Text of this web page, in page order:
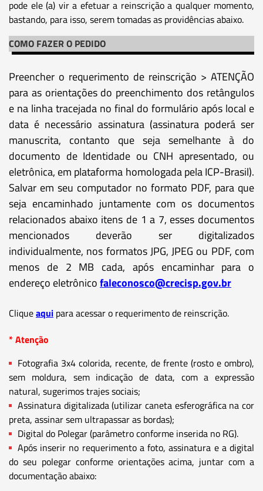
pode ele (a) vir a efetuar a reinscrição a qualquer momento,
bastando, para isso, serem tomadas as providências abaixo.
COMO FAZER O PEDIDO
Preencher o requerimento de reinscrição > ATENÇÃO
para as orientações do preenchimento dos retângulos
e na linha tracejada no final do formulário após local e
data é necessário assinatura (assinatura poderá ser
manuscrita, contanto que seja semelhante à do
documento de Identidade ou CNH apresentado, ou
eletrônica, em plataforma homologada pela ICP-Brasil).
Salvar em seu computador no formato PDF, para que
seja encaminhado juntamente com os documentos
relacionados abaixo itens de 1 a 7, esses documentos
mencionados deverão ser digitalizados
individualmente, nos formatos JPG, JPEG ou PDF, com
menos de 2 MB cada, após encaminhar para o
endereço eletrônicofaleconosco@crecisp.gov.br
Cliqueaqui para acessar o requerimento de reinscrição.
* Atenção
Fotografia 3x4 colorida, recente, de frente (rosto e ombro),
sem moldura, sem indicação de data, com a expressão
natural, sugerimos trajes sociais;
Assinatura digitalizada (utilizar caneta esferográfica na cor
preta, assinar sem ultrapassar as bordas);
Digital do Polegar (parâmetro conforme inserida no RG).
Após inserir no requerimento a foto, assinatura e a digital
do seu polegar conforme orientações acima, juntar com a
documentação abaixo: